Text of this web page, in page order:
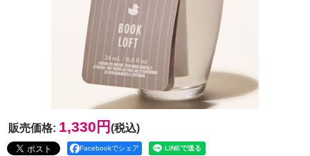
販売価格: 1,330円 (税込)
Facebookでシェア